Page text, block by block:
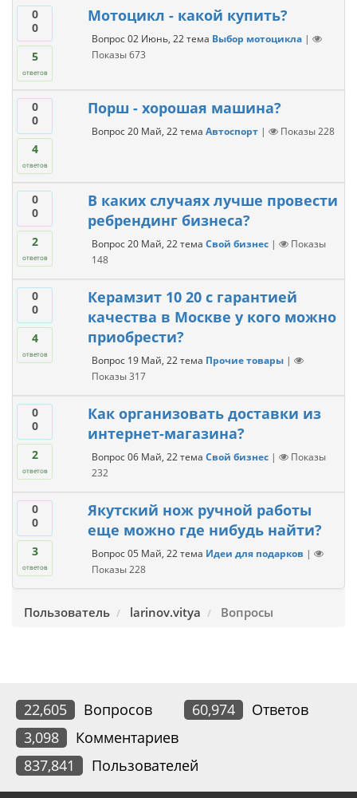
0
0
5
ответов
Мотоцикл - какой купить?
Вопрос 02 Июнь, 22 тема Выбор мотоцикла |
Показы673
0
0
4
ответов
Порш - хорошая машина?
Вопрос 20 Май, 22 тема Автоспорт | Показы228
0
0
2
ответов
В каких случаях лучше провести
ребрендинг бизнеса?
Вопрос 20 Май, 22 тема Свой бизнес |
Показы
148
0
0
4
ответов
Керамзит 10 20 с гарантией
качества в Москве у кого можно
приобрести?
Вопрос 19 Май, 22 тема Прочие товары |
Показы317
0
0
2
ответов
Как организовать доставки из
интернет-магазина?
Вопрос 06 Май, 22 тема Свой бизнес |
Показы
232
0
0
3
ответов
Якутский нож ручной работы
еще можно где нибудь найти?
Вопрос 05 Май, 22 тема Идеи для подарков |
Показы228
Пользователь larinov.vitya Вопросы
22,605 Вопросов 60,974
Ответов
3,098
Комментариев
837,841
Пользователей